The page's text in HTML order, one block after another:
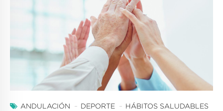
ANDULACIÓN DEPORTE HÁBITOS SALUDABLES